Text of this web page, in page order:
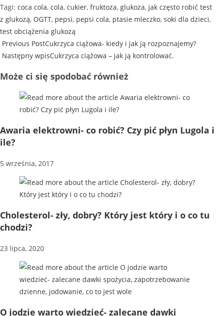
Tagi: coca cola, cola, cukier, fruktoza, glukoza, jak często robić test
z glukozą, OGTT, pepsi, pepsi cola, ptasie mleczko, soki dla dzieci,
test obciążenia glukozą
Previous PostCukrzyca ciążowa- kiedy i jak ją rozpoznajemy?
Następny wpisCukrzyca ciążowa – jak ją kontrolować.
Może ci się spodobać również
Awaria elektrowni- co robić? Czy pić płyn Lugola i
ile?
5 września, 2017
Cholesterol- zły, dobry? Który jest który i o co tu
chodzi?
23 lipca, 2020
O jodzie warto wiedzieć- zalecane dawki